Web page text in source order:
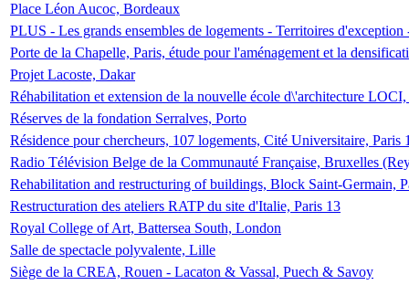
Place Léon Aucoc, Bordeaux
PLUS - Les grands ensembles de logements - Territoires
Porte de la Chapelle, Paris, étude pour l'aménagement et la
Projet Lacoste, Dakar
Réhabilitation et extension de la nouvelle école d\'architecture
Réserves de la fondation Serralves, Porto
Résidence pour chercheurs, 107 logements, Cité Universitaire, Paris
Radio Télévision Belge de la Communauté Française, Bruxelles
Rehabilitation and restructuring of buildings, Block Saint-Germain,
Restructuration des ateliers RATP du site d'Italie, Paris 13
Royal College of Art, Battersea South, London
Salle de spectacle polyvalente, Lille
Siège de la CREA, Rouen - Lacaton & Vassal, Puech & Savoy